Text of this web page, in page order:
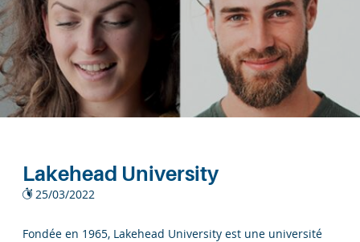
Lakehead University
25/03/2022
Fondée en 1965, Lakehead University est une université